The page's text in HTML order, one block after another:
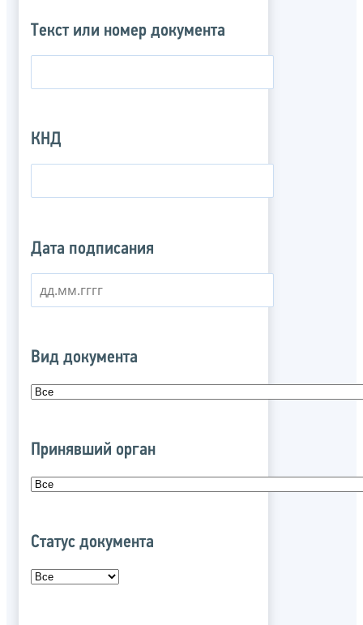
Текст или номер документа
КНД
Дата подписания
Вид документа
Принявший орган
Статус документа